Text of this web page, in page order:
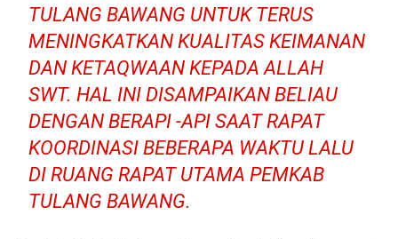
TULANG BAWANG UNTUK TERUS
MENINGKATKAN KUALITAS KEIMANAN
DAN KETAQWAAN KEPADA ALLAH
SWT. HAL INI DISAMPAIKAN BELIAU
DENGAN BERAPI -API SAAT RAPAT
KOORDINASI BEBERAPA WAKTU LALU
DI RUANG RAPAT UTAMA PEMKAB
TULANG BAWANG.